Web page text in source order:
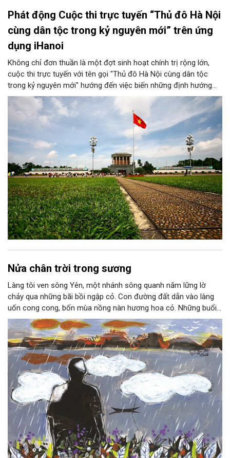
Phát động Cuộc thi trực tuyến “Thủ đô Hà Nội
cùng dân tộc trong kỷ nguyên mới” trên ứng
dụng iHanoi
Không chỉ đơn thuần là một đợt sinh hoạt chính trị rộng lớn,
cuộc thi trực tuyến với tên gọi "Thủ đô Hà Nội cùng dân tộc
trong kỷ nguyên mới" hướng đến việc biến những định hướng
chiến lược trong Nghị quyết số 02-NQ/TW của Bộ Chính trị
thành niềm tin, thành nhận thức chung của mỗi người dân.
Nửa chân trời trong sương
Làng tôi ven sông Yên, một nhánh sông quanh năm lững lờ
chảy qua những bãi bồi ngập cỏ. Con đường đất dẫn vào làng
uốn cong cong, bốn mùa nồng nàn hương hoa cỏ. Những buổi
hoàng hôn, khi nắng đã dịu xuống phía cuối sông, đám hoa tím
lại thẫm màu như có ai vừa rắc lên một lớp khói.